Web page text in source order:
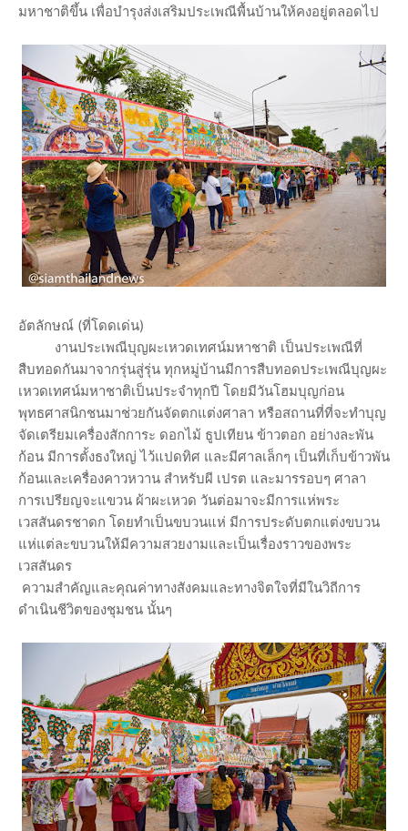
มหาชาติขึ้น เพื่อบำรุงส่งเสริมประเพณีพื้นบ้านให้คงอยู่ตลอดไป
อัตลักษณ์ (ที่โดดเด่น)
งานประเพณีบุญผะเหวดเทศน์มหาชาติ เป็นประเพณีที่
สืบทอดกันมาจากรุ่นสู่รุ่น ทุกหมู่บ้านมีการสืบทอดประเพณีบุญผะ
เหวดเทศน์มหาชาติเป็นประจำทุกปี โดยมีวันโฮมบุญก่อน
พุทธศาสนิกชนมาช่วยกันจัดตกแต่งศาลา หรือสถานที่ที่จะทำบุญ
จัดเตรียมเครื่องสักการะ ดอกไม้ ธูปเทียน ข้าวตอก อย่างละพัน
ก้อน มีการตั้งธงใหญ่ ไว้แปดทิศ และมีศาลเล็กๆ เป็นที่เก็บข้าวพัน
ก้อนและเครื่องคาวหวาน สำหรับผี เปรต และมารรอบๆ ศาลา
การเปรียญจะแขวน ผ้าผะเหวด วันต่อมาจะมีการแห่พระ
เวสสันดรชาดก โดยทำเป็นขบวนแห่ มีการประดับตกแต่งขบวน
แห่แต่ละขบวนให้มีความสวยงามและเป็นเรื่องราวของพระ
เวสสันดร
ความสำคัญและคุณค่าทางสังคมและทางจิตใจที่มีในวิถีการ
ดำเนินชีวิตของชุมชน นั้นๆ